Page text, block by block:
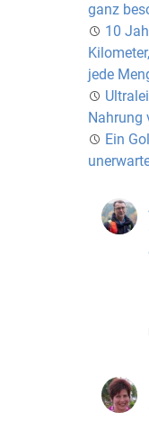
ganz
10
jede
Nahrung
Ein